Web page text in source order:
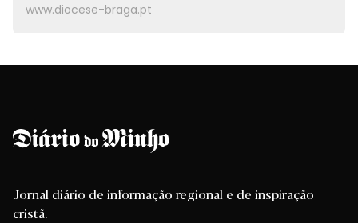
www.diocese-braga.pt
Jornal diário de informação regional e de inspiração
cristã.